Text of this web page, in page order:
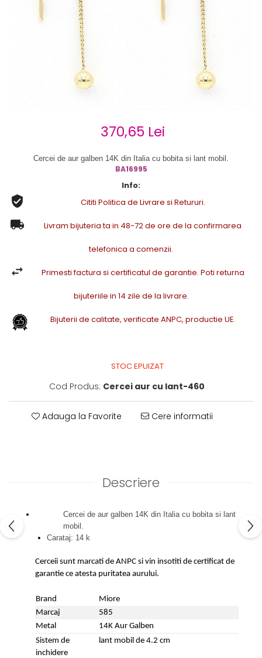
Cercei de aur lungi cu lant
Cercei din aur tortite
Cercei aur cu surub
370,65 Lei
Cercei de aur galben 14K din Italia cu bobitasi lant mobil.
BA16995
Info:
Cititi Politica de Livrare si Retururi.
Livram bijuteria ta in 48-72 de ore de la confirmarea
telefonica a comenzii.
Primesti factura si certificatul de garantie. Poti returna
bijuteriile in 14 zile de la livrare.
Bijuterii de calitate, verificate ANPC, productie UE.
STOC EPUIZAT
Cod Produs: Cercei aur cu lant-460
Adauga la Favorite Cere informatii
Descriere
Cercei de aur galben 14K din Italia cu bobitasi lant
mobil.
Carataj: 14 k
Cerceii sunt marcati de ANPC si vin insotiti de certificat de
garantie ce atesta puritatea aurului.
Brand
Miore
Marcaj
585
Metal
14K Aur Galben
Sistem de
inchidere
lant mobil de 4.2 cm